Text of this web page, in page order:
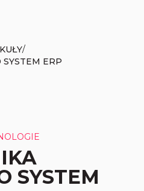
/
ERP
SYSTEM